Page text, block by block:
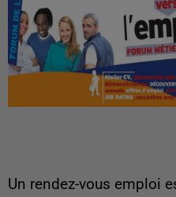
Un rendez-vous emploi